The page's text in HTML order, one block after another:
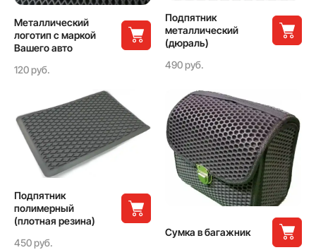
Металлический
логотип с маркой
Вашего авто
120 руб.
Подпятник
металлический
(дюраль)
490 руб.
Подпятник
полимерный
(плотная резина)
450 руб.
Сумка в багажник